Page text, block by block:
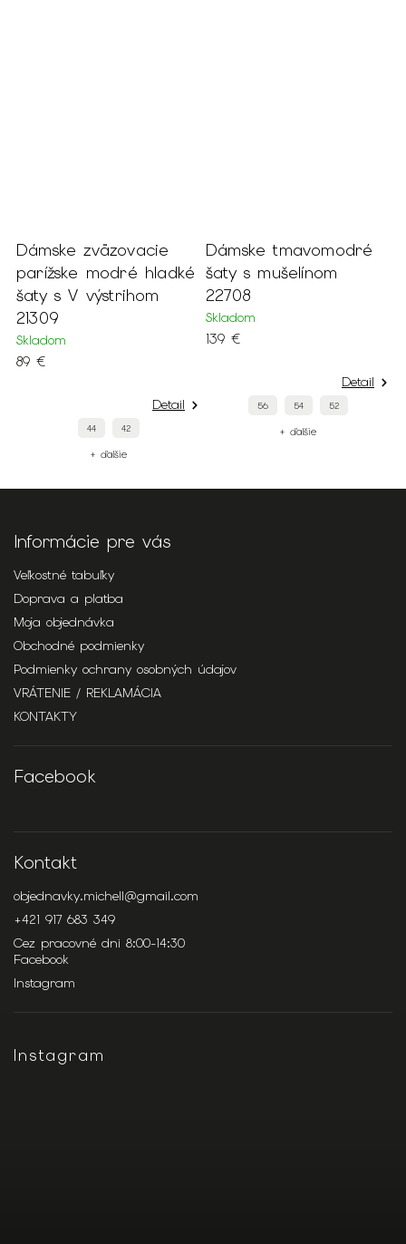
Dámske zväzovacie
parížske modré hladké
šaty s V výstrihom
21309
Skladom
89 €
Detail
44 42
+ ďalšie
Dámske tmavomodré
šaty s mušelínom
22708
Skladom
139 €
Detail
56 54 52
+ ďalšie
Informácie pre vás
Veľkostné tabuľky
Doprava a platba
Moja objednávka
Obchodné podmienky
Podmienky ochrany osobných údajov
VRÁTENIE / REKLAMÁCIA
KONTAKTY
Facebook
Kontakt
objednavky.michell@gmail.com
+421 917 683 349
Cez pracovné dni 8:00-14:30
Facebook
Instagram
Instagram